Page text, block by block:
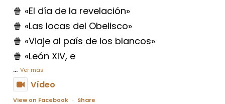
🍿 «El día de la revelación»
🍿 «Las locas del Obelisco»
🍿 «Viaje al país de los blancos»
🍿 «León XIV, e
... Ver más
Vídeo
View on Facebook · Share